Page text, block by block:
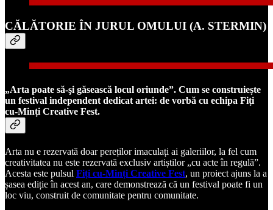
CĂLĂTORIE ÎN JURUL OMULUI (A. STERMIN)
„Arta poate să-şi găsească locul oriunde”. Cum se construiește
un festival independent dedicat artei: de vorbă cu echipa Fiți
cu-Minți Creative Fest.
Arta nu e rezervată doar pereților imaculați ai galeriilor, la fel cum
creativitatea nu este rezervată exclusiv artiștilor „cu acte în regulă”.
Acesta este pulsul Fiți cu-Minți Creative Fest, un proiect ajuns la a
șasea ediție în acest an, care demonstrează că un festival poate fi un
loc viu, construit de comunitate pentru comunitate.